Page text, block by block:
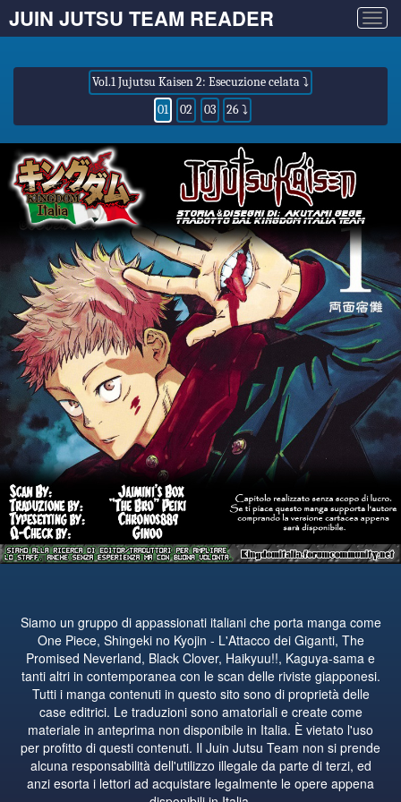
JUIN JUTSU TEAM READER
Vol.1 Jujutsu Kaisen 2: Esecuzione celata ⤵
01
02 03 26 ⤵
Siamo un gruppo di appassionati italiani che porta manga come
One Piece, Shingeki no Kyojin - L'Attacco dei Giganti, The
Promised Neverland, Black Clover, Haikyuu!!, Kaguya-sama e
tanti altri in contemporanea con le scan delle riviste giapponesi.
Tutti i manga contenuti in questo sito sono di proprietà delle
case editrici. Le traduzioni sono amatoriali e create come
materiale in anteprima non disponibile in Italia. È vietato l'uso
per profitto di questi contenuti. Il Juin Jutsu Team non si prende
alcuna responsabilità dell'utilizzo illegale da parte di terzi, ed
anzi esorta i lettori ad acquistare legalmente le opere appena